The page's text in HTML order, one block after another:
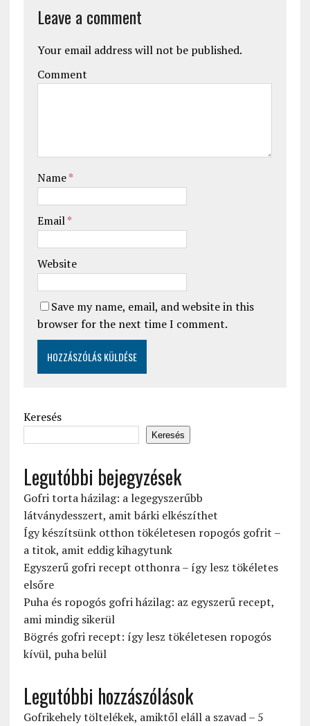
Leave a comment
Your email address will not be published.
Comment
Name*
Email*
Website
Save my name, email, and website in this
browser for the next time I comment.
Keresés
Keresés
Legutóbbi bejegyzések
Gofri torta házilag: a legegyszerűbb
látványdesszert, amit bárki elkészíthet
Így készítsünk otthon tökéletesen ropogós gofrit –
a titok, amit eddig kihagytunk
Egyszerű gofri recept otthonra – így lesz tökéletes
elsőre
Puha és ropogós gofri házilag: az egyszerű recept,
ami mindig sikerül
Bögrés gofri recept: így lesz tökéletesen ropogós
kívül, puha belül
Legutóbbi hozzászólások
Gofrikehely töltelékek, amiktől eláll a szavad – 5